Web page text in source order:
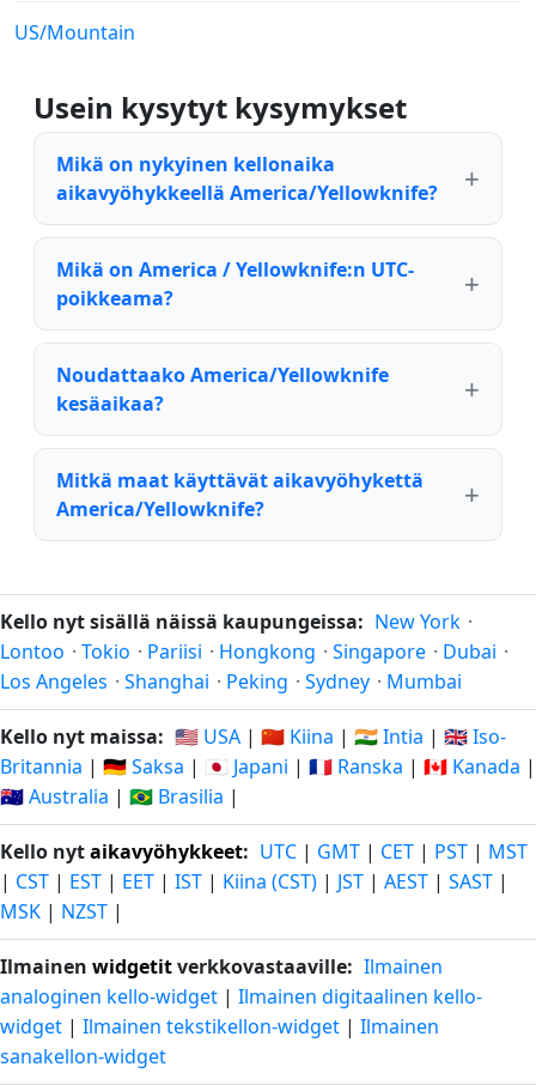
US/Mountain
Usein kysytyt kysymykset
Mikä on nykyinen kellonaika
aikavyöhykkeellä America/Yellowknife?
Mikä on America / Yellowknife:n UTC-
poikkeama?
Noudattaako America/Yellowknife
kesäaikaa?
Mitkä maat käyttävät aikavyöhykettä
America/Yellowknife?
Kello nyt sisällä näissä kaupungeissa: New York ·
Lontoo · Tokio · Pariisi · Hongkong · Singapore · Dubai ·
Los Angeles · Shanghai · Peking · Sydney · Mumbai
Kello nyt maissa: 🇺🇸 USA | 🇨🇳 Kiina | 🇮🇳 Intia | 🇬🇧 Iso-
Britannia | 🇩🇪 Saksa | 🇯🇵 Japani | 🇫🇷 Ranska | 🇨🇦 Kanada |
🇦🇺 Australia | 🇧🇷 Brasilia |
Kello nytaikavyöhykkeet: UTC | GMT | CET | PST | MST
| CST | EST | EET | IST | Kiina (CST) | JST | AEST | SAST |
MSK | NZST |
Ilmainen widgetitverkkovastaaville: Ilmainen
analoginen kello-widget | Ilmainen digitaalinen kello-
widget | Ilmainen tekstikellon-widget | Ilmainen
sanakellon-widget